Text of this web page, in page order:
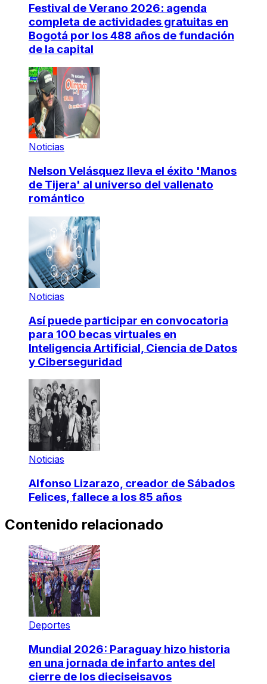
Festival de Verano 2026: agenda
completa de actividades gratuitas en
Bogotá por los 488 años de fundación
de la capital
Noticias
Nelson Velásquez lleva el éxito 'Manos
de Tijera' al universo del vallenato
romántico
Noticias
Así puede participar en convocatoria
para 100 becas virtuales en
Inteligencia Artificial, Ciencia de Datos
y Ciberseguridad
Noticias
Alfonso Lizarazo, creador de Sábados
Felices, fallece a los 85 años
Contenido relacionado
Deportes
Mundial 2026: Paraguay hizo historia
en una jornada de infarto antes del
cierre de los dieciseisavos